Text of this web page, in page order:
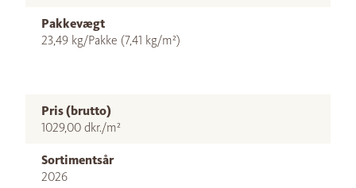
Pakkevægt
23,49 kg/Pakke (7,41 kg/m²)
Pris (brutto)
1029,00 dkr./m²
Sortimentsår
2026